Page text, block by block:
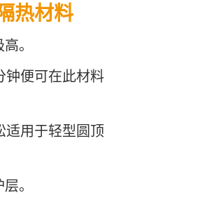
热材料
。
钟便可在此材料
适用于轻型圆顶
。